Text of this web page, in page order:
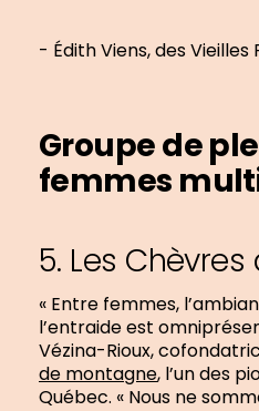
- Édith Viens, des Vieilles
Groupe de
femmes
5. Les
« Entre femmes,
l’entraide est
Vézina-Rioux,
de montagne, l’un des
Québec. « Nous ne